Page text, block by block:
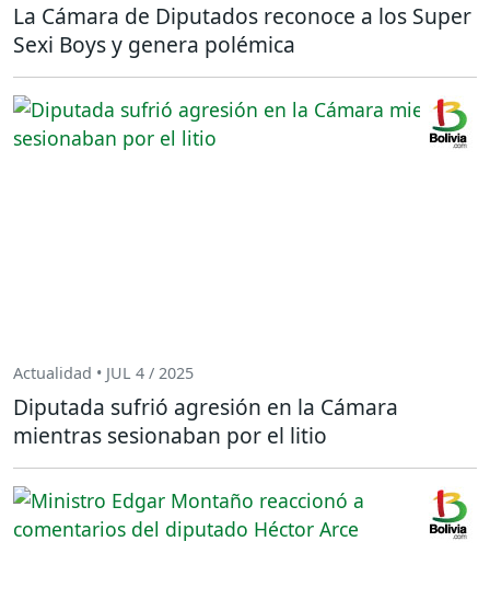
La Cámara de Diputados reconoce a los Super
Sexi Boys y genera polémica
Actualidad • JUL 4 / 2025
Diputada sufrió agresión en la Cámara
mientras sesionaban por el litio